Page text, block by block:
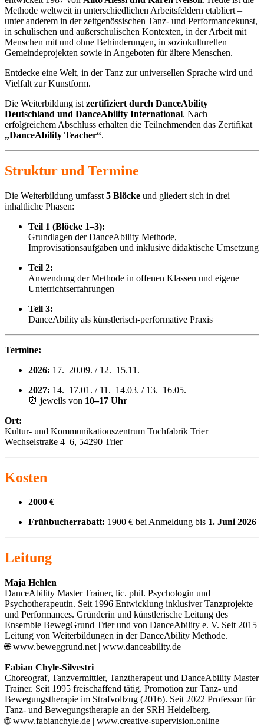
Methode weltweit in unterschiedlichen Arbeitsfeldern etabliert –
unter anderem in der zeitgenössischen Tanz- und Performancekunst,
in schulischen und außerschulischen Kontexten, in der Arbeit mit
Menschen mit und ohne Behinderungen, in soziokulturellen
Gemeindeprojekten sowie in Angeboten für ältere Menschen.
Entdecke eine Welt, in der Tanz zur universellen Sprache wird und
Vielfalt zur Kunstform.
Die Weiterbildung ist zertifiziert durch DanceAbility
Deutschland und DanceAbility International. Nach
erfolgreichem Abschluss erhalten die Teilnehmenden das Zertifikat
„DanceAbility Teacher“.
Struktur und Termine
Die Weiterbildung umfasst 5 Blöcke und gliedert sich in drei
inhaltliche Phasen:
Teil 1 (Blöcke 1–3):
Grundlagen der DanceAbility Methode,
Improvisationsaufgaben und inklusive didaktische Umsetzung
Teil 2:
Anwendung der Methode in offenen Klassen und eigene
Unterrichtserfahrungen
Teil 3:
DanceAbility als künstlerisch-performative Praxis
Termine:
2026: 17.–20.09. / 12.–15.11.
2027: 14.–17.01. / 11.–14.03. / 13.–16.05.
⏰ jeweils von 10–17 Uhr
Ort:
Kultur- und Kommunikationszentrum Tuchfabrik Trier
Wechselstraße 4–6, 54290 Trier
Kosten
2000 €
Frühbucherrabatt: 1900 € bei Anmeldung bis 1. Juni 2026
Leitung
Maja Hehlen
DanceAbility Master Trainer, lic. phil. Psychologin und
Psychotherapeutin. Seit 1996 Entwicklung inklusiver Tanzprojekte
und Performances. Gründerin und künstlerische Leitung des
Ensemble BewegGrund Trier und von DanceAbility e. V. Seit 2015
Leitung von Weiterbildungen in der DanceAbility Methode.
🌐www.beweggrund.net | www.danceability.de
Fabian Chyle-Silvestri
Choreograf, Tanzvermittler, Tanztherapeut und DanceAbility Master
Trainer. Seit 1995 freischaffend tätig. Promotion zur Tanz- und
Bewegungstherapie im Strafvollzug (2016). Seit 2022 Professor für
Tanz- und Bewegungstherapie an der SRH Heidelberg.
🌐www.fabianchyle.de | www.creative-supervision.online